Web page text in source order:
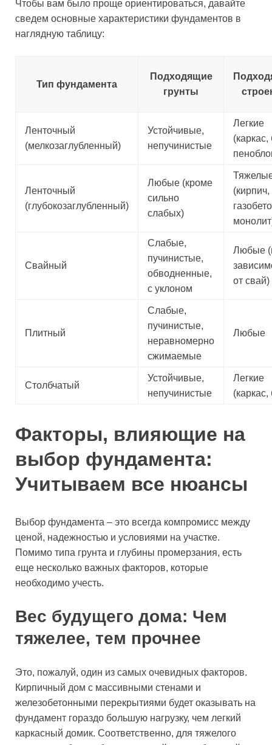
Чтобы вам было проще ориентироваться, давайте
сведем основные характеристики фундаментов в
наглядную таблицу:
Тип фундамента
Подходящие
грунты
Ленточный
(мелкозаглубленный)
Устойчивые,
непучинистые
Легкие
(каркас,
Ленточный
(глубокозаглубленный)
Любые (кроме
сильно
слабых)
(кирпич,
Свайный
Слабые,
пучинистые,
обводненные,
с уклоном
Любые
от свай)
Плитный
Слабые,
пучинистые,
неравномерно
сжимаемые
Любые
Столбчатый
Устойчивые,
непучинистые
Легкие
(каркас,
Факторы, влияющие на
выбор фундамента:
Учитываем все нюансы
Выбор фундамента – это всегда компромисс между
ценой, надежностью и условиями на участке.
Помимо типа грунта и глубины промерзания, есть
еще несколько важных факторов, которые
необходимо учесть.
Вес будущего дома: Чем
тяжелее, тем прочнее
Это, пожалуй, один из самых очевидных факторов.
Кирпичный дом с массивными стенами и
железобетонными перекрытиями будет оказывать на
фундамент гораздо большую нагрузку, чем легкий
каркасный домик. Соответственно, для тяжелого